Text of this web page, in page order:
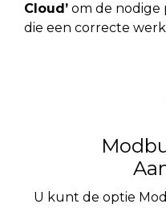
Cloud’ om de nodige
die een correcte
U kunt de optie